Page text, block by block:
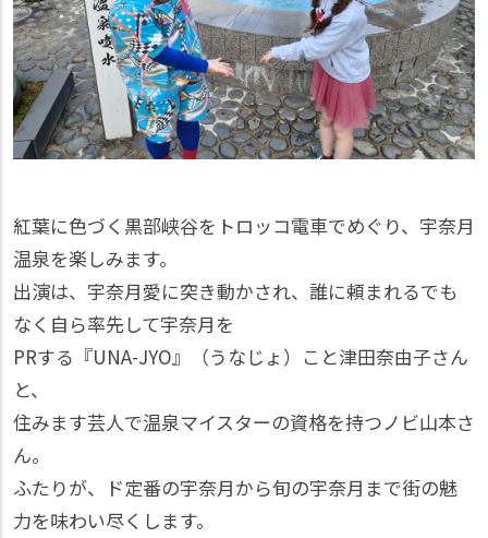
紅葉に色づく黒部峡谷をトロッコ電車でめぐり、宇奈月
温泉を楽しみます。
出演は、宇奈月愛に突き動かされ、誰に頼まれるでも
なく自ら率先して宇奈月を
PRする『UNA-JYO』（うなじょ）こと津田奈由子さん
と、
住みます芸人で温泉マイスターの資格を持つノビ山本さ
ん。
ふたりが、ド定番の宇奈月から旬の宇奈月まで街の魅
力を味わい尽くします。